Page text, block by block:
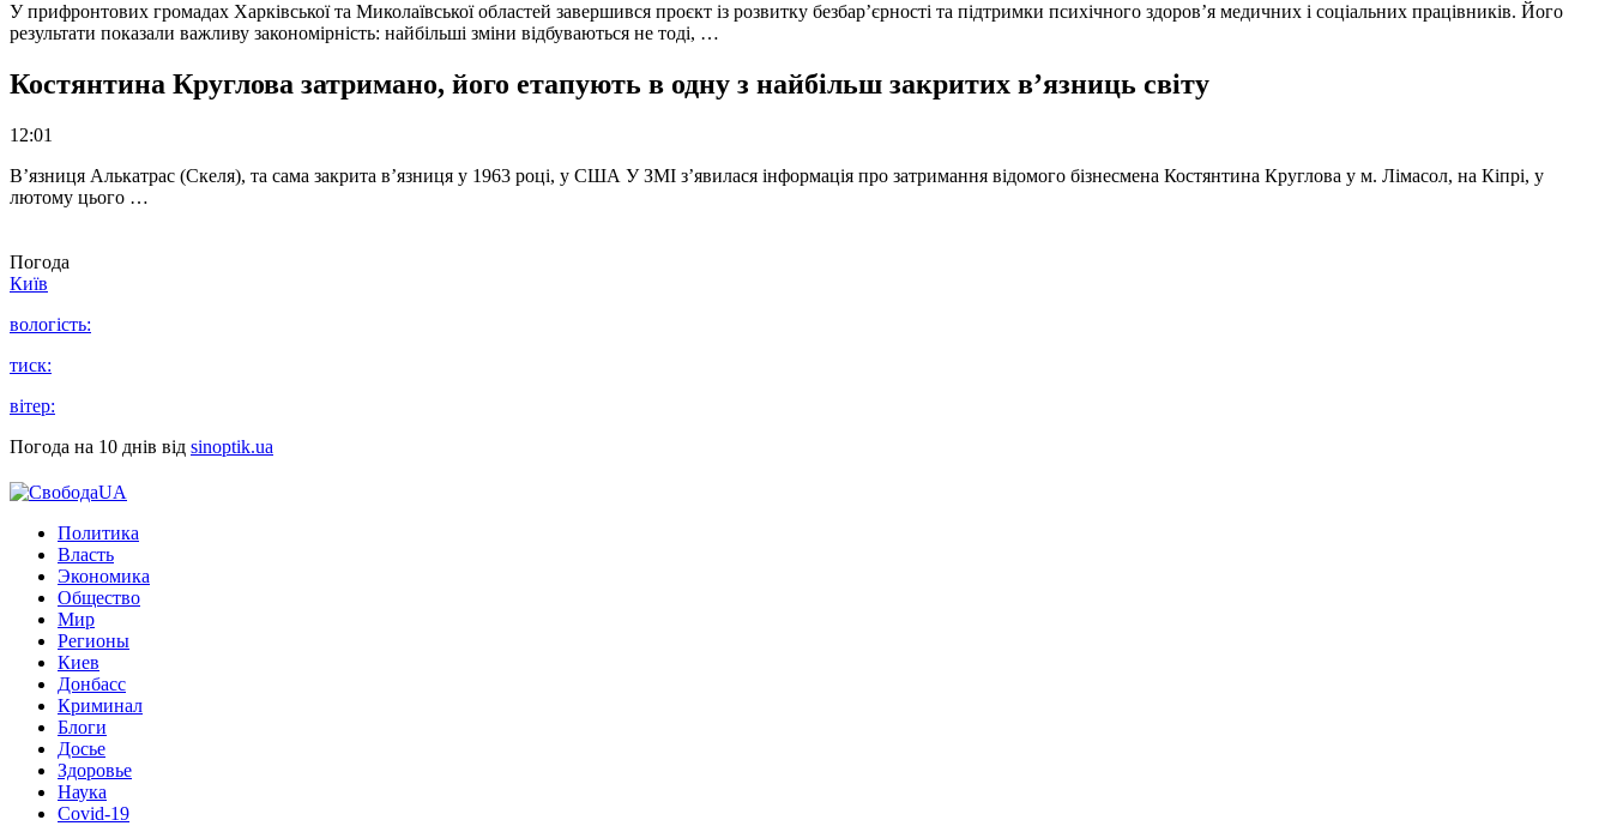
У прифронтових громадах Харківської та Миколаївської областей завершився проєкт із розвитку безбар’єрності та підтримки психічного здоров’я медичних і соціальних працівників. Його
результати показали важливу закономірність: найбільші зміни відбуваються не тоді, …
Костянтина Круглова затримано, його етапують в одну з найбільш закритих в’язниць світу
12:01
В’язниця Алькатрас (Скеля), та сама закрита в’язниця у 1963 році, у США У ЗМІ з’явилася інформація про затримання відомого бізнесмена Костянтина Круглова у м. Лімасол, на Кіпрі, у
лютому цього …
Погода
Київ
вологість:
тиск:
вітер:
Погода на 10 днів від sinoptik.ua
Политика
Власть
Экономика
Общество
Мир
Регионы
Киев
Донбасс
Криминал
Блоги
Досье
Здоровье
Наука
Covid-19